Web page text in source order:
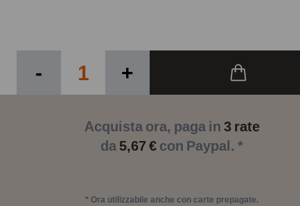
- +
Acquista ora, paga in 3 rate
da 5,67 € con Paypal. *
* Ora utilizzabile anche con carte prepagate.